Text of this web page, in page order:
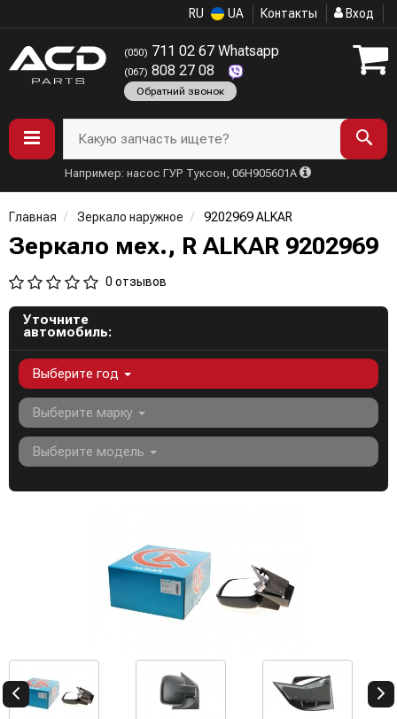
RU UA Контакты Вход
(050) 711 02 67 Whatsapp
(067) 808 27 08
Обратний звонок
Какую запчасть ищете?
Например: насос ГУР Туксон, 06H905601A
Главная Зеркало наружное 9202969 ALKAR
Зеркало мех., R ALKAR 9202969
0 отзывов
Уточните
автомобиль:
Выберите год
Выберите марку
Выберите модель